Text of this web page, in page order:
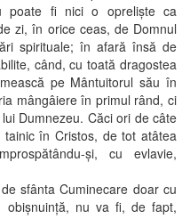
poate fi nici o oprelişte ca
zi, în orice ceas, de Domnul
spirituale; în afară însă de
când, cu toată dragostea
pe Mântuitorul său în
mângâiere în primul rând, ci
Dumnezeu. Căci ori de câte
în Cristos, de tot atâtea
şi, cu evlavie,
Cuminecare doar cu
obişnuinţă, nu va fi, de fapt,